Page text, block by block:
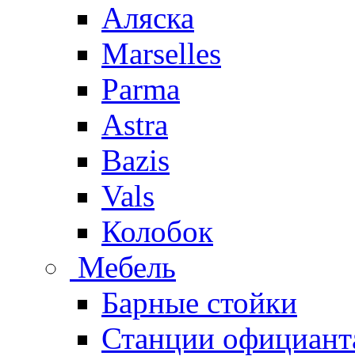
Аляска
Marselles
Parma
Astra
Bazis
Vals
Колобок
Мебель
Барные стойки
Станции